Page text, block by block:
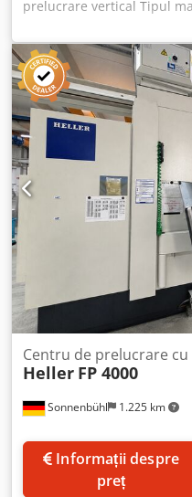
prelucrare vertical Tipul
Control: Siemens 840 Dsl -
Hjha Anul fabricației: 2016
1.100 mm Axa Y: 560 mm
deplasare rapidă (X/Y/Z):
turații: 12.000 rpm Motorul
Sistem de prindere al
Poziții pentru scule: 24
mm Sarcina maximă a
echipamentului
de răcire Răcire internă
Sonnenbühl 1.225 km
Centru de prelucrare cu
Heller FP 4000
preț